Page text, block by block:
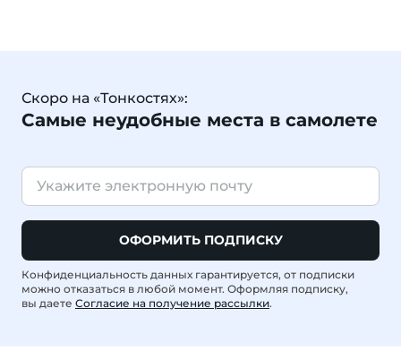
Скоро на «Тонкостях»:
Самые неудобные места в самолете
ОФОРМИТЬ ПОДПИСКУ
Конфиденциальность данных гарантируется, от подписки
можно отказаться в любой момент. Оформляя подписку,
вы даете Согласие на получение рассылки.